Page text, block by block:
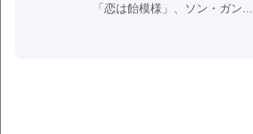
「恋は飴模様」、ソン・ガン...